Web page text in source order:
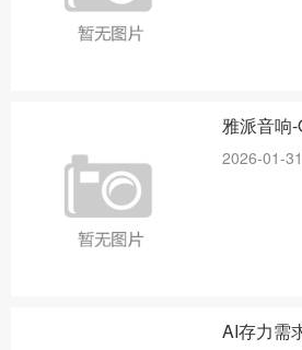
雅派音响
2026-01-31
AI存力需